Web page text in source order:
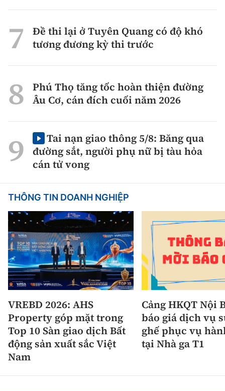
Đề thi lại ở Tuyên Quang có độ khó
tương đương kỳ thi trước
Phú Thọ tăng tốc hoàn thiện đường
Âu Cơ, cán đích cuối năm 2026
Tai nạn giao thông 5/8: Băng qua
đường sắt, người phụ nữ bị tàu hỏa
cán tử vong
THÔNG TIN DOANH NGHIỆP
VREBD 2026: AHS
Property góp mặt trong
Top 10 Sàn giao dịch Bất
động sản xuất sắc Việt
Nam
Cảng HKQT Nội
báo giá dịch vụ
ghế phục vụ
tại Nhà ga T1